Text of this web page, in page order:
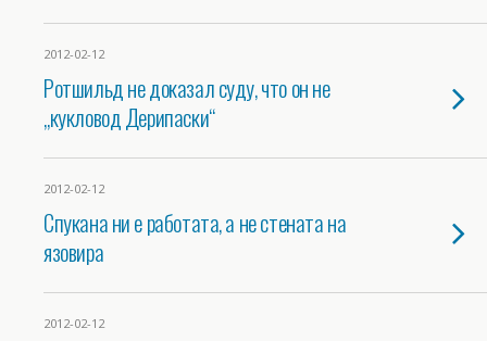
2012-02-12
Ротшильд не доказал суду, что он не
„кукловод Дерипаски“
2012-02-12
Спукана ни е работата, а не стената на
язовира
2012-02-12